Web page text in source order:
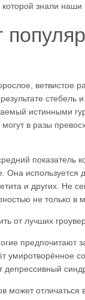
знали наши
ветвистое
истинными
в разы
Она
и других. Не
не только в
от лучших
предпочитают
может